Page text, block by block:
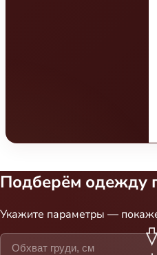
Подберём одежду
Укажите параметры —